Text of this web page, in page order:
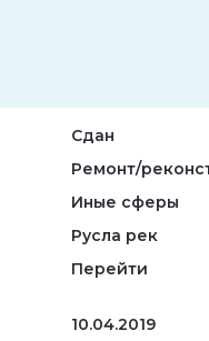
Сдан
Ремонт/
Иные сферы
Русла рек
Перейти
10.04.2019